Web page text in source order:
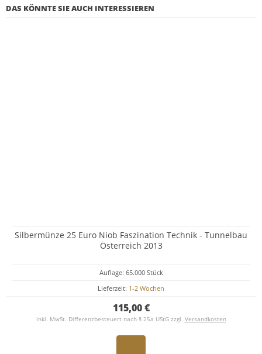
DAS KÖNNTE SIE AUCH INTERESSIEREN
Silbermünze 25 Euro Niob Faszination Technik - Tunnelbau
Österreich 2013
Auflage: 65.000 Stück
Lieferzeit: 1-2 Wochen
115,00 €
inkl. MwSt. Differenzbesteuert nach § 25a UStG zzgl. Versandkosten